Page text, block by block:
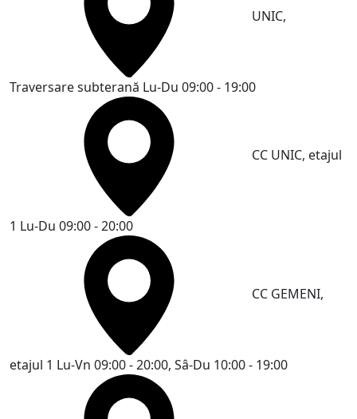
UNIC,
Traversare subterană Lu-Du 09:00 - 19:00
CC UNIC, etajul
1 Lu-Du 09:00 - 20:00
CC GEMENI,
etajul 1 Lu-Vn 09:00 - 20:00, Sâ-Du 10:00 - 19:00